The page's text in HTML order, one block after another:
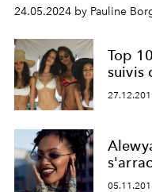
24.05.2024 by Pauline
Top
suivis